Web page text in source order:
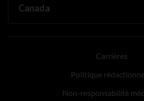
Carrières
Politique
Non-responsabilité